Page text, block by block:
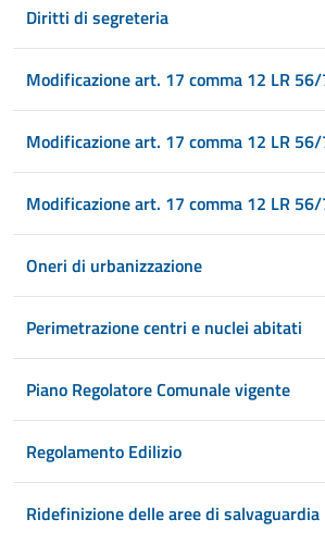
Diritti di segreteria
Modificazione art. 17 comma 12 LR
Modificazione art. 17 comma 12 LR
Modificazione art. 17 comma 12 LR
Oneri di urbanizzazione
Perimetrazione centri e nuclei abitati
Piano Regolatore Comunale vigente
Regolamento Edilizio
Ridefinizione delle aree di salvaguardia